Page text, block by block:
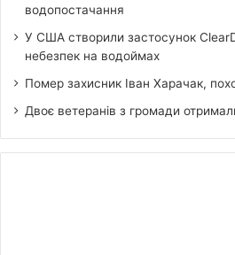
водопостачання
У США створили застосунок
небезпек на водоймах
Помер захисник Іван Харачак,
Двоє ветеранів з громади